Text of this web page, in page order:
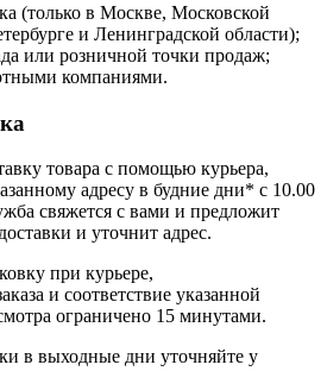
(только в Москве, Московской
и Ленинградской области);
или розничной точки продаж;
компаниями.
товара с помощью курьера,
адресу в будние дни* с 10.00
свяжется с вами и предложит
и уточнит адрес.
при курьере,
и соответствие указанной
ограничено 15 минутами.
в выходные дни уточняйте у